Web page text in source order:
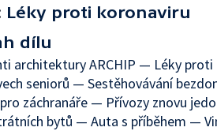
Léky proti koronaviru
dílu
architektury ARCHIP — Léky
seniorů — Sestěhovávání
záchranáře — Přívozy znovu
bytů — Auta s příběhem —